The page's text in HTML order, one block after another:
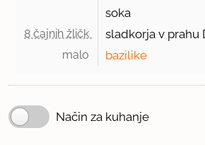
soka
8 čajnih žličk sladkorja v prahu
malo bazilike
Način za kuhanje